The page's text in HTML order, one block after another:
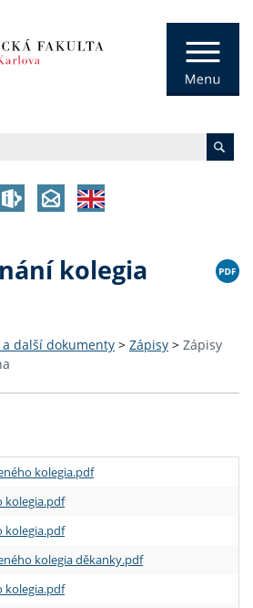
kolegia
další dokumenty > Zápisy > Zápisy
kolegia.pdf
kolegia.pdf
kolegia.pdf
kolegia děkanky.pdf
kolegia.pdf